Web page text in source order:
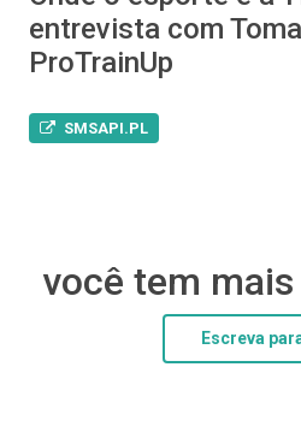
entrevista com
ProTrainUp
SMSAPI.PL
você tem
Escreva